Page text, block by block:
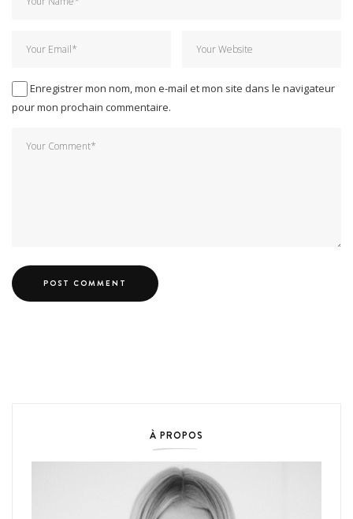
Enregistrer mon nom, mon e-mail et mon site dans le navigateur
pour mon prochain commentaire.
À PROPOS